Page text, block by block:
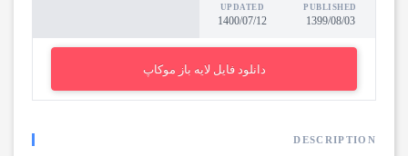
PUBLISHED
1399/08/03
UPDATED
1400/07/12
دانلود فایل لایه باز موکاپ
DESCRIPTION